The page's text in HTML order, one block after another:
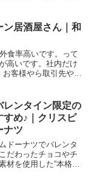
言う管理人の私、転
々と...
ン居酒屋さん｜和
食率高いです。って
高いです。社内だけ
お客様やら取引先や
ん含アルコール。京
か...
レンタイン限定の
すめ♪｜クリスピ
ナツ
ドーナツでバレンタ
だわったチョコやチ
材を使用した“本格シ